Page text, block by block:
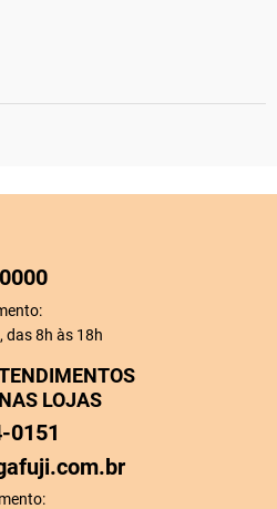
das 8h às 18h
LOJAS
0151